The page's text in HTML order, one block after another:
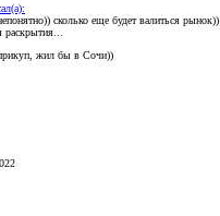
сколько еще будет валиться рынок))
жил бы в Сочи))